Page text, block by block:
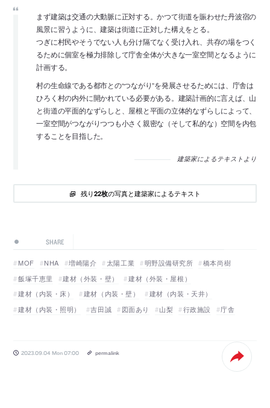
まず建築は交通の大動脈に正対する。かつて街道を賑わせた丹波宿の
風景に習うように、建築は街道に正対した構えをとる。
つぎに村民やそうでない人も分け隔てなく受け入れ、共存の場をつく
るために個室を極力排除して庁舎全体が大きな一室空間となるように
計画する。
村の生命線である都市との“つながり”を発展させるためには、庁舎は
ひろく村の内外に開かれている必要がある。建築計画的に言えば、山
と街道の平面的なずらしと、屋根と平面の立体的なずらしによって、
一室空間がつながりつつも小さく親密な（そして私的な）空間を内包
することを目指した。
建築家によるテキストより
残り22枚の写真と建築家によるテキスト
SHARE
MOF NHA 増崎陽介 太陽工業 明野設備研究所
橋本尚樹
飯塚千恵里
建材（外装・壁）
建材（外装・屋根）
建材（内装・床）
建材（内装・壁）
建材（内装・天井）
建材（内装・照明）
吉田誠 図面あり 山梨 行政施設 庁舎
2023.09.04 Mon 07:00 permalink